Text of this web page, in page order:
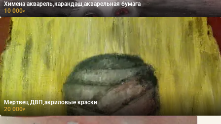
Химена акварель,карандаш,акварельная бумага
10 000₽
Мертвец ДВП,акриловые краски
20 000₽